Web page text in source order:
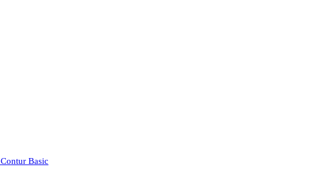
Contur Basic